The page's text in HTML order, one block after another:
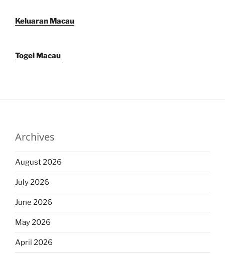
Keluaran Macau
Togel Macau
Archives
August 2026
July 2026
June 2026
May 2026
April 2026